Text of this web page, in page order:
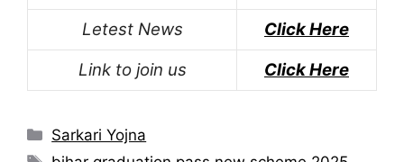
Letest News
Click Here
Link to join us
Click Here
Categories
Sarkari Yojna
Tags